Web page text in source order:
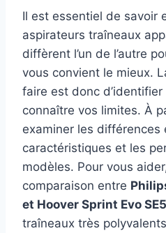
Il est essentiel de savoir
aspirateurs traîneaux
diffèrent l’un de l’autre
vous convient le mieux.
faire est donc
connaître vos limites. À
examiner les différences
caractéristiques et les
modèles. Pour vous
comparaison entre
et Hoover Sprint Evo
traîneaux très